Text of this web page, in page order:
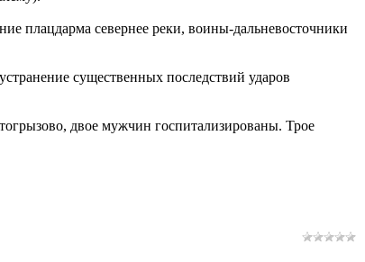
плацдарма севернее реки, воины-дальневосточники
существенных последствий ударов
двое мужчин госпитализированы. Трое